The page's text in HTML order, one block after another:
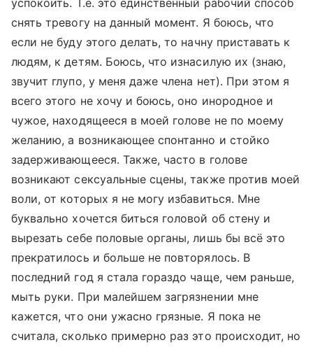
успокоить. Т.е. это единственный рабочий способ
снять тревогу на данный момент. Я боюсь, что
если не буду этого делать, то начну приставать к
людям, к детям. Боюсь, что изнасилую их (знаю,
звучит глупо, у меня даже члена нет). При этом я
всего этого не хочу и боюсь, оно инородное и
чужое, находящееся в моей голове не по моему
желанию, а возникающее спонтанно и стойко
задерживающееся. Также, часто в голове
возникают сексуальные сцены, также против моей
воли, от которых я не могу избавиться. Мне
буквально хочется биться головой об стену и
вырезать себе половые органы, лишь бы всё это
прекратилось и больше не повторялось. В
последний год я стала гораздо чаще, чем раньше,
мыть руки. При малейшем загрязнении мне
кажется, что они ужасно грязные. Я пока не
считала, сколько примерно раз это происходит, но